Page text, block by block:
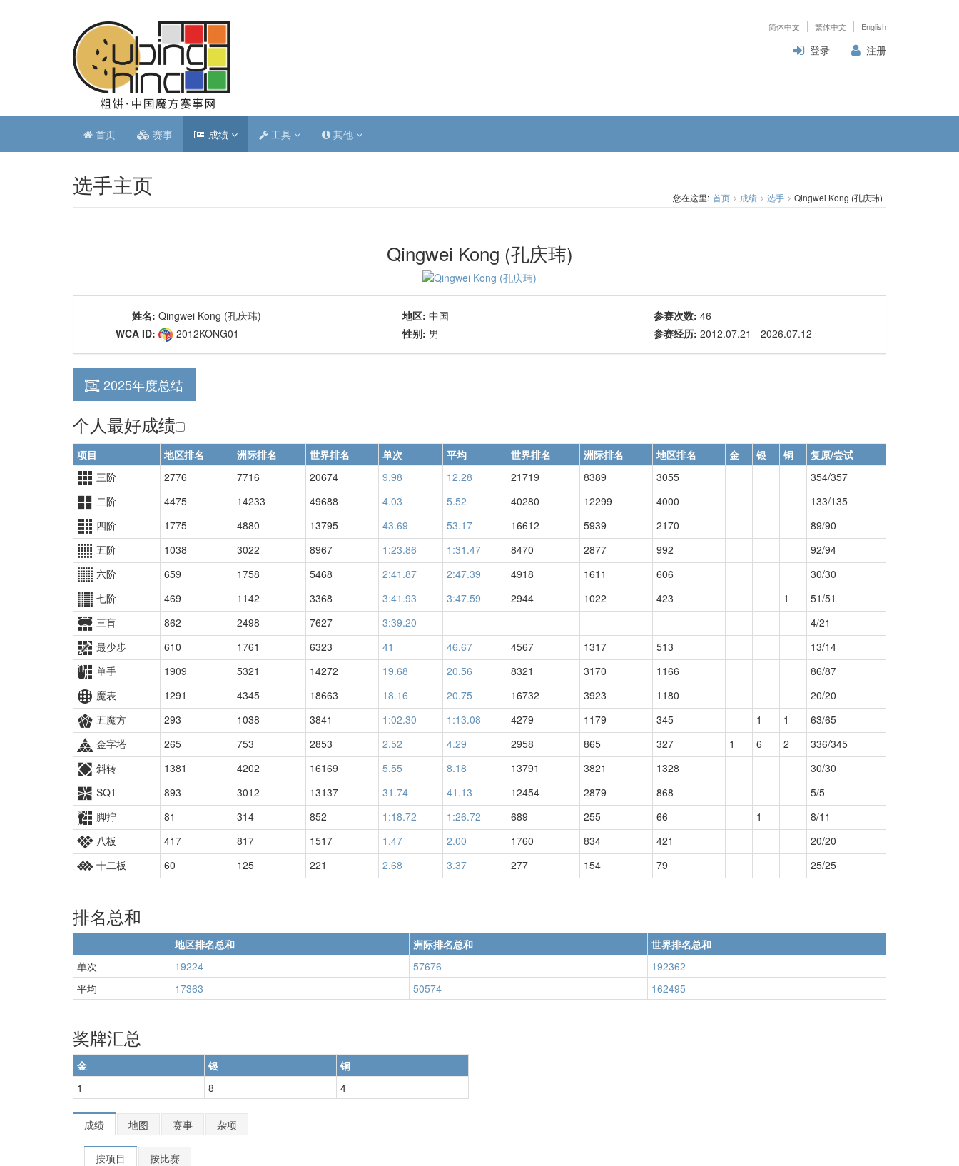
简体中文 繁体中文 English
登录 注册
首页 赛事 成绩 工具 其他
选手主页 您在这里: 首页 成绩 选手 Qingwei Kong (孔庆玮)
Qingwei Kong (孔庆玮)
姓名: Qingwei Kong (孔庆玮) 地区: 中国 参赛次数: 46
WCA ID:
2012KONG01 性别: 男 参赛经历: 2012.07.21 - 2026.07.12
2025年度总结
个人最好成绩
项目 地区排名 洲际排名 世界排名 单次 平均 世界排名 洲际排名 地区排名 金 银 铜
复原/尝试
三阶
2776 7716 20674 9.98 12.28 21719 8389 3055
354/357
二阶
4475 14233 49688 4.03 5.52 40280 12299 4000
133/135
四阶
1775 4880 13795 43.69 53.17 16612 5939 2170
89/90
五阶
1038 3022 8967 1:23.86 1:31.47 8470 2877 992
92/94
六阶
659 1758 5468 2:41.87 2:47.39 4918 1611 606
30/30
七阶
469 1142 3368 3:41.93 3:47.59 2944 1022 423 1
51/51
三盲
862 2498 7627 3:39.20
4/21
最少步
610 1761 6323 41 46.67 4567 1317 513
13/14
单手
1909 5321 14272 19.68 20.56 8321 3170 1166
86/87
魔表
1291 4345 18663 18.16 20.75 16732 3923 1180
20/20
五魔方
293 1038 3841 1:02.30 1:13.08 4279 1179 345 1 1
63/65
金字塔
265 753 2853 2.52 4.29 2958 865 327 1 6 2
336/345
斜转
1381 4202 16169 5.55 8.18 13791 3821 1328
30/30
SQ1
893 3012 13137 31.74 41.13 12454 2879 868
5/5
脚拧
81 314 852 1:18.72 1:26.72 689 255 66 1
8/11
八板
417 817 1517 1.47 2.00 1760 834 421
20/20
十二板
60 125 221 2.68 3.37 277 154 79 25/25
排名总和
地区排名总和 洲际排名总和
世界排名总和
单次
19224 57676
192362
平均
17363 50574 162495
奖牌汇总
金 银
铜
1
8 4
成绩 地图 赛事 杂项
按项目 按比赛